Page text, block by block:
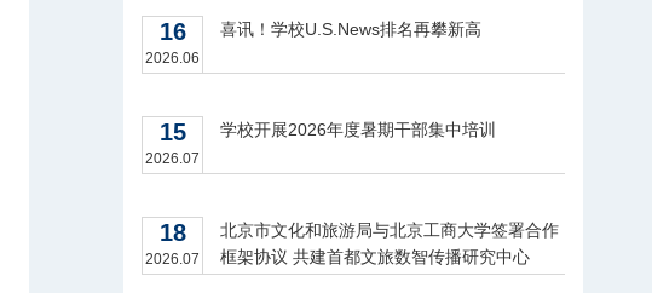
16
2026.06
喜讯！学校U.S.News排名再攀新高
15
2026.07
学校开展2026年度暑期干部集中培训
18
2026.07
北京市文化和旅游局与北京工商大学签署合作
框架协议 共建首都文旅数智传播研究中心